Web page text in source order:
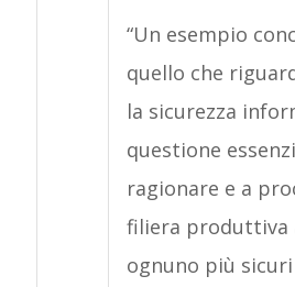
“Un esempio
quello che
la sicurezza
questione
ragionare e a
filiera produttiva
ognuno più